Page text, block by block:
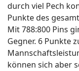
durch viel Pech
Punkte des
Mit 788:800 Pins
Gegner. 6 Punkte
können sich aber